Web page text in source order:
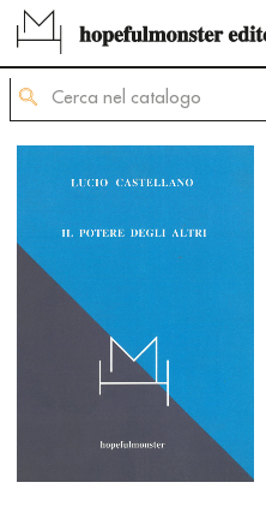
L'area shop del sito è
ma puoi comunque